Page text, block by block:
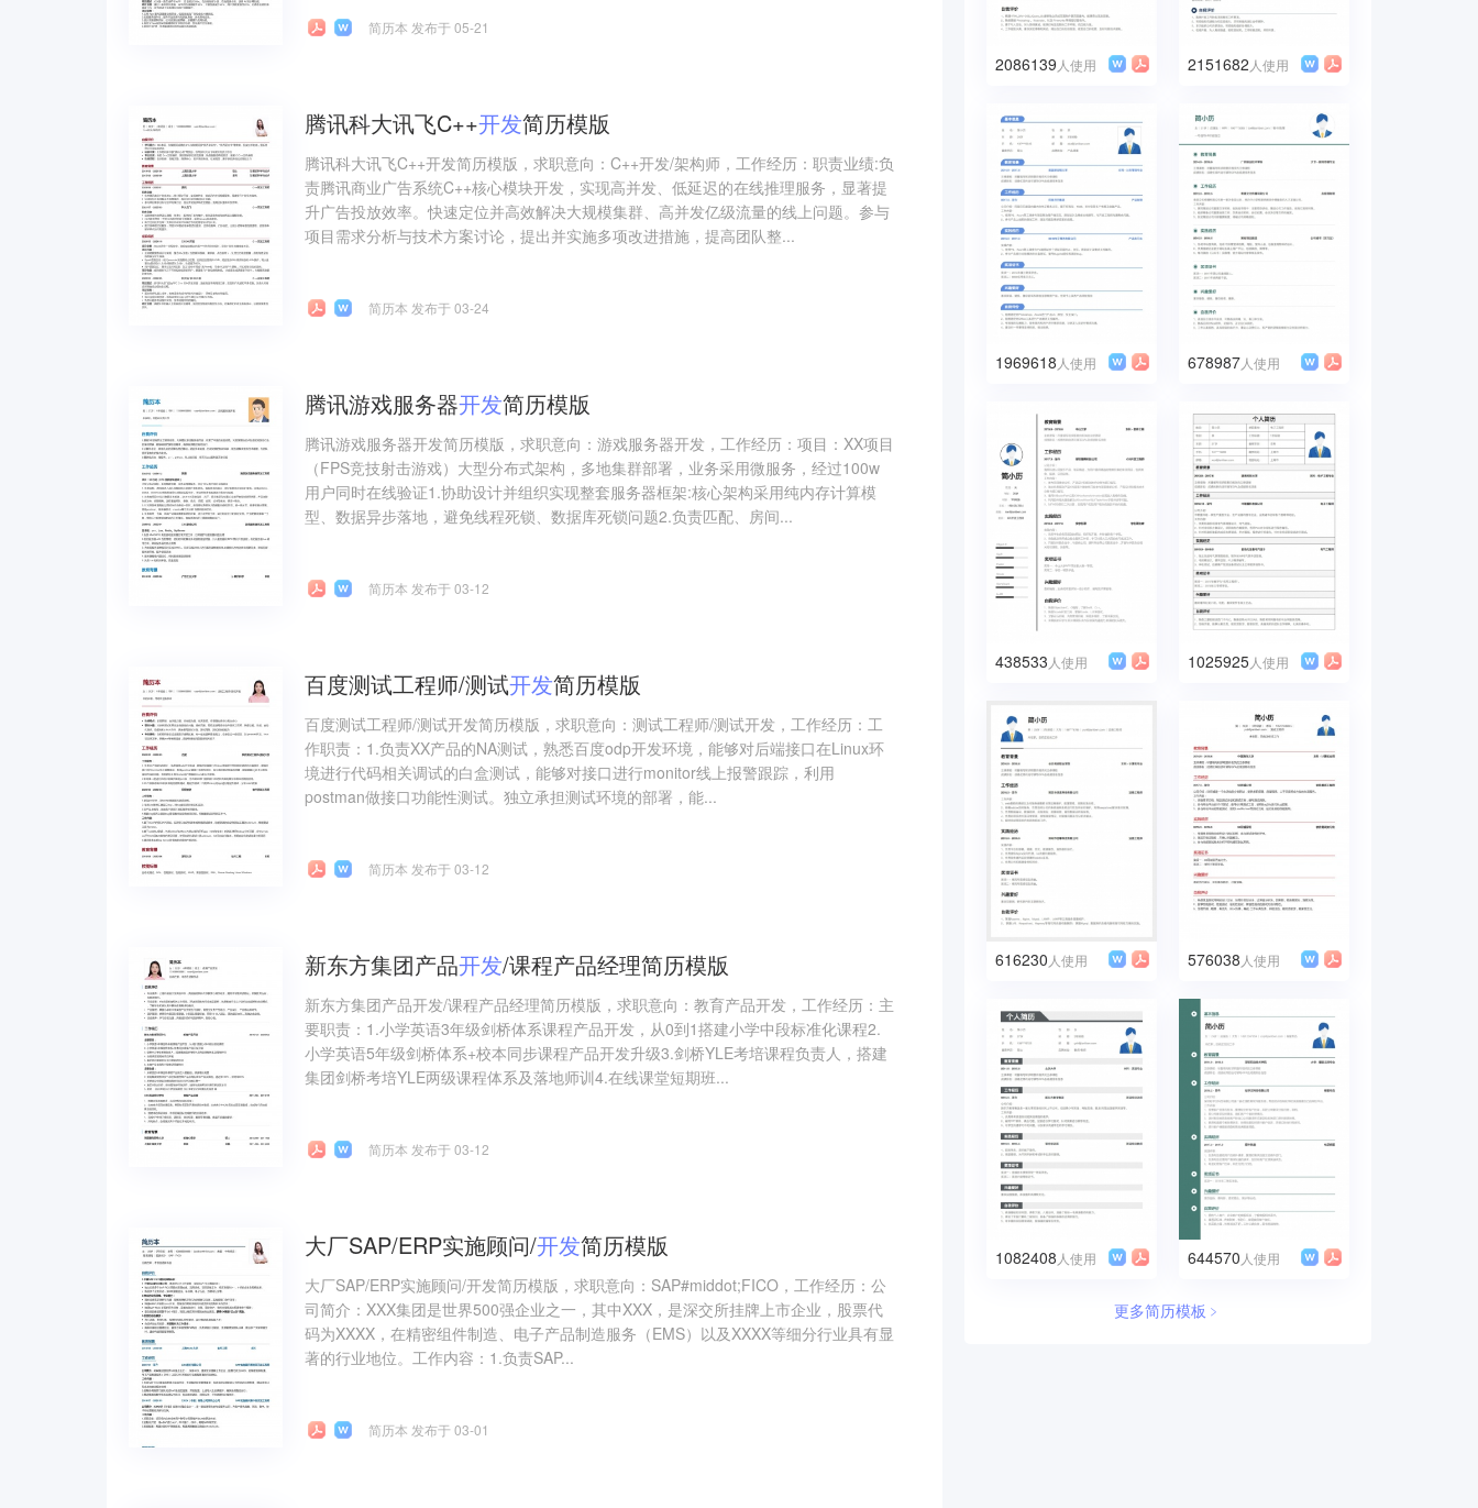
简历本 发布于 05-21
腾讯科大讯飞C++开发简历模版
腾讯科大讯飞C++开发简历模版，求职意向：C++开发/架构师，工作经历：职责业绩:负
责腾讯商业广告系统C++核心模块开发，实现高并发、低延迟的在线推理服务，显著提
升广告投放效率。快速定位并高效解决大规模集群、高并发亿级流量的线上问题。参与
项目需求分析与技术方案讨论，提出并实施多项改进措施，提高团队整...
简历本 发布于 03-24
腾讯游戏服务器开发简历模版
腾讯游戏服务器开发简历模版，求职意向：游戏服务器开发，工作经历：项目：XX项目
（FPS竞技射击游戏）大型分布式架构，多地集群部署，业务采用微服务，经过100w
用户同时在线验证1.协助设计并组织实现整套服务器框架:核心架构采用纯内存计算模
型、数据异步落地，避免线程死锁、数据库死锁问题2.负责匹配、房间...
简历本 发布于 03-12
百度测试工程师/测试开发简历模版
百度测试工程师/测试开发简历模版，求职意向：测试工程师/测试开发，工作经历：工
作职责：1.负责XX产品的NA测试，熟悉百度odp开发环境，能够对后端接口在Linux环
境进行代码相关调试的白盒测试，能够对接口进行monitor线上报警跟踪，利用
postman做接口功能性测试。独立承担测试环境的部署，能...
简历本 发布于 03-12
新东方集团产品开发/课程产品经理简历模版
新东方集团产品开发/课程产品经理简历模版，求职意向：教育产品开发，工作经历：主
要职责：1.小学英语3年级剑桥体系课程产品开发，从0到1搭建小学中段标准化课程2.
小学英语5年级剑桥体系+校本同步课程产品开发升级3.剑桥YLE考培课程负责人，搭建
集团剑桥考培YLE两级课程体系及落地师训4.在线课堂短期班...
简历本 发布于 03-12
大厂SAP/ERP实施顾问/开发简历模版
大厂SAP/ERP实施顾问/开发简历模版，求职意向：SAP#middot;FICO，工作经历：公
司简介：XXX集团是世界500强企业之一，其中XXX，是深交所挂牌上市企业，股票代
码为XXXX，在精密组件制造、电子产品制造服务（EMS）以及XXXX等细分行业具有显
著的行业地位。工作内容：1.负责SAP...
简历本 发布于 03-01
2086139 人使用 2151682 人使用
1969618 人使用 678987人使用
438533 人使用 1025925人使用
616230 人使用 576038 人使用
1082408人使用 644570人使用
更多简历模板﹥